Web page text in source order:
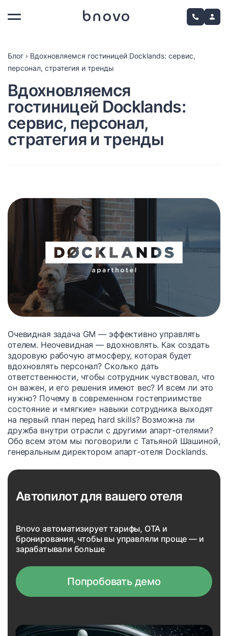
Блог › Вдохновляемся гостиницей Docklands: сервис,
персонал, стратегия и тренды
Вдохновляемся
гостиницей Docklands:
сервис, персонал,
стратегия и тренды
Очевидная задача GM — эффективно управлять
отелем. Неочевидная — вдохновлять. Как создать
здоровую рабочую атмосферу, которая будет
вдохновлять персонал? Сколько дать
ответственности, чтобы сотрудник чувствовал, что
он важен, и его решения имеют вес? И всем ли это
нужно? Почему в современном гостеприимстве
состояние и «мягкие» навыки сотрудника выходят
на первый план перед hard skills? Возможна ли
дружба внутри отрасли с другими апарт-отелями?
Обо всем этом мы поговорили с Татьяной Шашиной,
генеральным директором апарт-отеля Docklands.
Автопилот для вашего отеля
Bnovo автоматизирует тарифы, OTA и
бронирования, чтобы вы управляли проще — и
зарабатывали больше
Попробовать демо